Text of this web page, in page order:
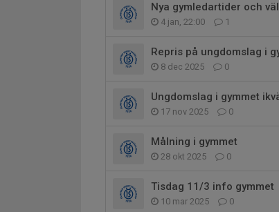
Nya gymledartider och
4 jan, 22:00 1
Repris på ungdomslag i
8 dec 2025 0
Ungdomslag i gymmet
17 nov 2025 0
Målning i gymmet
28 okt 2025 0
Tisdag 11/3 info gymmet
10 mar 2025 0